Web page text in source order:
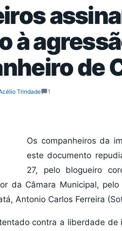
à
de
Trindade 1
Os companheiros da
este documento
27, pelo blogueiro
da Câmara Municipal,
Antonio Carlos Ferreira
contra a liberdade